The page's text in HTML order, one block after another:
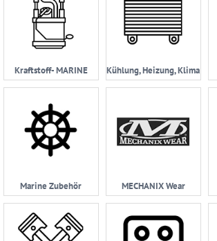
Kraftstoff- MARINE Kühlung, Heizung, Klima
Marine Zubehör MECHANIX Wear